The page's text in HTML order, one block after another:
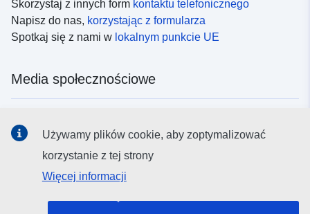
Skorzystaj z innych form kontaktu telefonicznego
Napisz do nas, korzystając z formularza
Spotkaj się z nami w lokalnym punkcie UE
Media społecznościowe
Instytucje i organy UE
Używamy plików cookie, aby zoptymalizować
korzystanie z tej strony
Więcej informacji